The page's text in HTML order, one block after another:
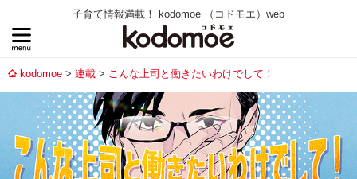
子育て情報満載！ kodomoe （コドモエ）web
kodomoe 連載 こんな上司と働きたいわけでして！